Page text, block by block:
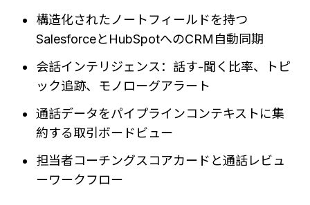
構造化されたノートフィールドを持つ
SalesforceとHubSpotへのCRM自動同期
会話インテリジェンス：話す-聞く比率、トピ
ック追跡、モノローグアラート
通話データをパイプラインコンテキストに集
約する取引ボードビュー
担当者コーチングスコアカードと通話レビュ
ーワークフロー